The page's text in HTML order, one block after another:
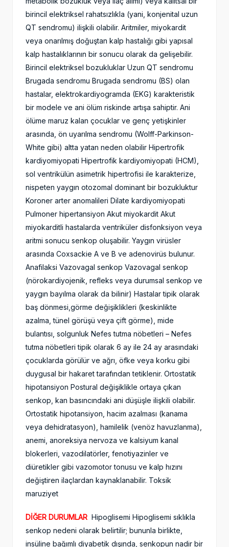
birincil elektriksel rahatsızlıkla (yani, konjenital uzun
QT sendromu) ilişkili olabilir. Aritmiler, miyokardit
veya onarılmış doğuştan kalp hastalığı gibi yapısal
kalp hastalıklarının bir sonucu olarak da gelişebilir.
Birincil elektriksel bozukluklar Uzun QT sendromu
Brugada sendromu Brugada sendromu (BS) olan
hastalar, elektrokardiyogramda (EKG) karakteristik
bir modele ve ani ölüm riskinde artışa sahiptir. Ani
ölüme maruz kalan çocuklar ve genç yetişkinler
arasında, ön uyarılma sendromu (Wolff-Parkinson-
White gibi) altta yatan neden olabilir Hipertrofik
kardiyomiyopati Hipertrofik kardiyomiyopati (HCM),
sol ventrikülün asimetrik hipertrofisi ile karakterize,
nispeten yaygın otozomal dominant bir bozukluktur
Koroner arter anomalileri Dilate kardiyomiyopati
Pulmoner hipertansiyon Akut miyokardit Akut
miyokarditli hastalarda ventriküler disfonksiyon veya
aritmi sonucu senkop oluşabilir. Yaygın virüsler
arasında Coxsackie A ve B ve adenovirüs bulunur.
Anafilaksi Vazovagal senkop Vazovagal senkop
(nörokardiyojenik, refleks veya durumsal senkop ve
yaygın bayılma olarak da bilinir) Hastalar tipik olarak
baş dönmesi,görme değişiklikleri (keskinlikte
azalma, tünel görüşü veya çift görme), mide
bulantısı, solgunluk Nefes tutma nöbetleri – Nefes
tutma nöbetleri tipik olarak 6 ay ile 24 ay arasındaki
çocuklarda görülür ve ağrı, öfke veya korku gibi
duygusal bir hakaret tarafından tetiklenir. Ortostatik
hipotansiyon Postural değişiklikle ortaya çıkan
senkop, kan basıncındaki ani düşüşle ilişkili olabilir.
Ortostatik hipotansiyon, hacim azalması (kanama
veya dehidratasyon), hamilelik (venöz havuzlanma),
anemi, anoreksiya nervoza ve kalsiyum kanal
blokerleri, vazodilatörler, fenotiyazinler ve
diüretikler gibi vazomotor tonusu ve kalp hızını
değiştiren ilaçlardan kaynaklanabilir. Toksik
maruziyet
DİĞER DURUMLAR Hipoglisemi Hipoglisemi sıklıkla
senkop nedeni olarak belirtilir; bununla birlikte,
insüline bağımlı diyabetik dışında, senkopun nadir bir